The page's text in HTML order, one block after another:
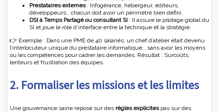
Prestataires externes: Infogérance, hébergeur, éditeurs,
développeurs… chacun doit avoir un périmètre bien défini.
DSI à Temps Partagé ou consultant SI : Il assure le pilotage global du
SI et joue le rôle d’interface entre la technique et la stratégie.
👉 Exemple : Dans une PME de 40 salariés, un chef d’atelier était devenu
l’interlocuteur unique du prestataire informatique… sans avoir les moyens
ou les compétences pour cadrer les demandes. Résultat : Surcoûts,
lenteurs et frustration des équipes.
2. Formaliser les missions et les limites
Une gouvernance saine repose sur des règles explicitespas sur des